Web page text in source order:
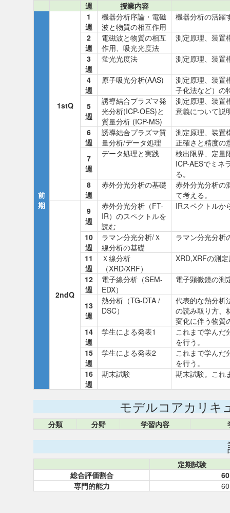
週 授業内容
前
期
1stQ
1
週
機器分析序論・電磁
波と物質の相互作用
機器分析の活躍
2
週
電磁波と物質の相互
作用、吸光光度法
測定原理、装置
3
週
蛍光光度法 測定原理、装置
4
週
原子吸光分析(AAS)
測定原理、装置
子化法など）の
5
週
誘導結合プラズマ発
光分析(ICP-OES)と
質量分析 (ICP-MS)
測定原理、装置
意義について説
6
週
誘導結合プラズマ質
量分析/データ処理
測定原理、装置
正確さと精度の
7
週
データ処理と実践
検出限界、定量
ICP-AESでミネ
る。
8
週
赤外分光分析の基礎
赤外分光分析の
て考える。
2ndQ
9
週
赤外分光分析（FT-
IR）のスペクトルを
読む
IRスペクトルか
10
週
ラマン分光分析/Ｘ
線分析の基礎
ラマン分光分析
11
週
Ｘ線分析
（XRD/XRF）
XRD,XRFの測
12
週
電子線分析（SEM-
EDX）
電子顕微鏡の測
13
週
熱分析（TG-DTA /
DSC）
代表的な熱分析
の読み取り方、
変化に伴う物質
14
週
学生による発表1
これまで学んだ
を行う。
15
週
学生による発表2
これまで学んだ
を行う。
16
週
期末試験 期末試験。これ
モデルコアカリキ
分類 分野 学習内容
定期試験
総合評価割合
60
専門的能力
60